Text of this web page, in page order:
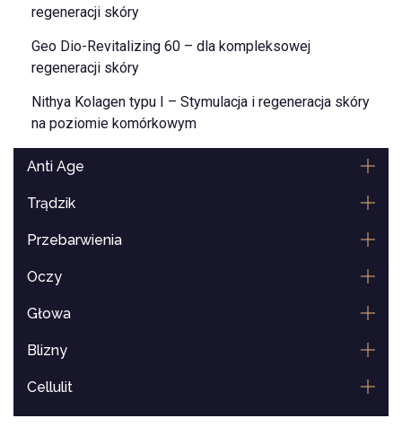
regeneracji skóry
Geo Dio-Revitalizing 60 – dla kompleksowej
regeneracji skóry
Nithya Kolagen typu I – Stymulacja i regeneracja skóry
na poziomie komórkowym
Anti Age
Trądzik
Przebarwienia
Oczy
Głowa
Blizny
Cellulit